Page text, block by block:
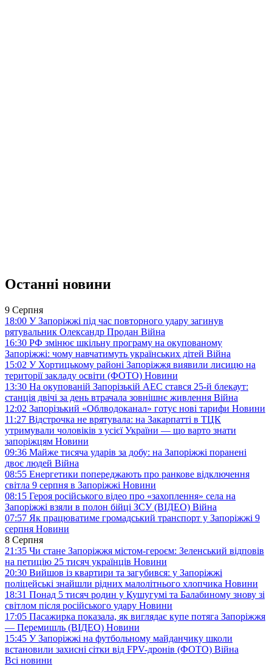
Останні новини
9 Серпня
18:00 У Запоріжжі під час повторного удару загинув
рятувальник Олександр Продан Війна
16:30 РФ змінює шкільну програму на окупованому
Запоріжжі: чому навчатимуть українських дітей Війна
15:02 У Хортицькому районі Запоріжжя виявили лисицю на
території закладу освіти (ФОТО) Новини
13:30 На окупованій Запорізькій АЕС стався 25-й блекаут:
станція двічі за день втрачала зовнішнє живлення Війна
12:02 Запорізький «Облводоканал» готує нові тарифи Новини
11:27 Відстрочка не врятувала: на Закарпатті в ТЦК
утримували чоловіків з усієї України — що варто знати
запоріжцям Новини
09:36 Майже тисяча ударів за добу: на Запоріжжі поранені
двоє людей Війна
08:55 Енергетики попереджають про ранкове відключення
світла 9 серпня в Запоріжжі Новини
08:15 Героя російського відео про «захоплення» села на
Запоріжжі взяли в полон бійці ЗСУ (ВІДЕО) Війна
07:57 Як працюватиме громадський транспорт у Запоріжжі 9
серпня Новини
8 Серпня
21:35 Чи стане Запоріжжя містом-героєм: Зеленський відповів
на петицію 25 тисяч українців Новини
20:30 Вийшов із квартири та загубився: у Запоріжжі
поліцейські знайшли рідних малолітнього хлопчика Новини
18:31 Понад 5 тисяч родин у Кушугумі та Балабиному знову зі
світлом після російського удару Новини
17:05 Пасажирка показала, як виглядає купе потяга Запоріжжя
— Перемишль (ВІДЕО) Новини
15:45 У Запоріжжі на футбольному майданчику школи
встановили захисні сітки від FPV-дронів (ФОТО) Війна
Всі новини